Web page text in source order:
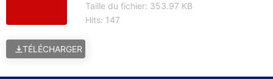
Taille du fichier: 353.97 KB
Hits: 147
TÉLÉCHARGER